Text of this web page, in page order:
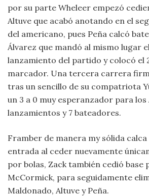
por su parte Wheleer empezó
Altuve que acabó anotando en el
del americano, pues Peña calcó
Álvarez que mandó al mismo lugar
lanzamiento del partido y colocó el
marcador. Una tercera carrera
tras un sencillo de su compatriota
un 3 a 0 muy esperanzador para
lanzamientos y 7 bateadores.
Framber de manera my sólida calca
entrada al ceder nuevamente
por bolas, Zack también cedió base
McCormick, para seguidamente
Maldonado, Altuve y Peña.